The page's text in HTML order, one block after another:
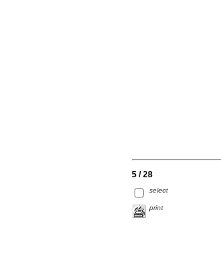
5 / 28
select
print